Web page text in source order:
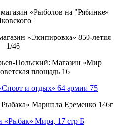
«Рыболов на "Рябинке»
1
«Экипировка» 850-летия
1/46
Польский: Магазин «Мир
площадь 16
и отдых» 64 армии 75
Маршала Еременко 146г
«Рыбак» Мира, 17 стр Б